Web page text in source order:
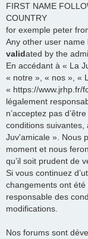
FIRST NAME
COUNTRY
for exemple peter
Any other user name
validated by the
En accédant à « La
« notre », « nos », «
« https://www.jrhp.fr/
légalement
n’acceptez pas
conditions suivantes,
Juv'amicale ». Nous
moment et nous
qu’il soit prudent de
Si vous continuez
changements ont été
responsable des
modifications.
Nos forums sont